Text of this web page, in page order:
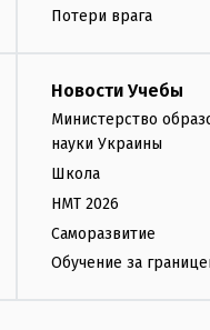
Потери врага
Новости Учебы
Министерство
науки Украины
Школа
НМТ 2026
Саморазвитие
Обучение за